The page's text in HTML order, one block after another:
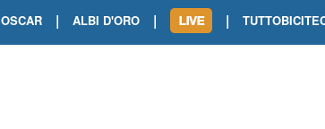
OSCAR | ALBI D'ORO | |